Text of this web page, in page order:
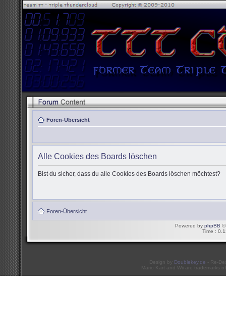
Foren-Übersicht
Alle Cookies des Boards löschen
Bist du sicher, dass du alle Cookies des Boards löschen möchtest?
Foren-Übersicht
Powered by phpBB ©
Time :
Design by Doublekey.de - Re-
Mario Kart and Wii are trademarks